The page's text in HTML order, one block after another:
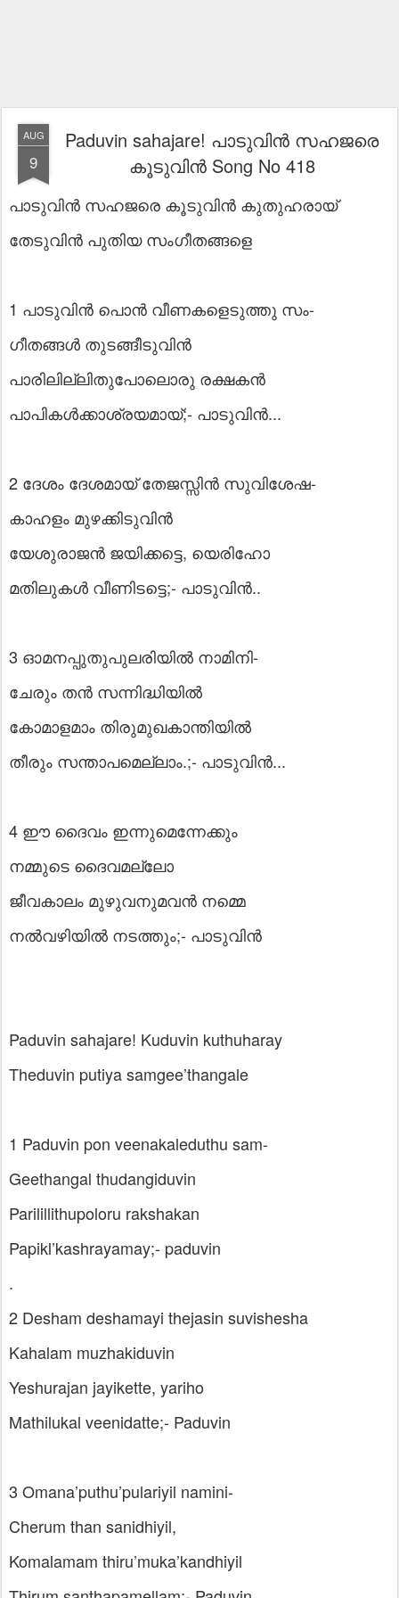
AUG
9
Paduvin sahajare! പാടുവിൻ സഹജരെ
കൂടുവിൻ Song No 418
പാടുവിൻ സഹജരെ കൂടുവിൻ കുതുഹരായ്
തേടുവിൻ പുതിയ സംഗീതങ്ങളെ
1 പാടുവിൻ പൊൻ വീണകളെടുത്തു സം-
ഗീതങ്ങൾ തുടങ്ങീടുവിൻ
പാരിലില്ലിതുപോലൊരു രക്ഷകൻ
പാപികൾക്കാശ്രയമായ്;- പാടുവിൻ...
2 ദേശം ദേശമായ് തേജസ്സിൻ സുവിശേഷ-
കാഹളം മുഴക്കിടുവിൻ
യേശുരാജൻ ജയിക്കട്ടെ, യെരിഹോ
മതിലുകൾ വീണിടട്ടെ;- പാടുവിൻ..
3 ഓമനപ്പുതുപുലരിയിൽ നാമിനി-
ചേരും തൻ സന്നിദ്ധിയിൽ
കോമാളമാം തിരുമുഖകാന്തിയിൽ
തീരും സന്താപമെല്ലാം.;- പാടുവിൻ...
4 ഈ ദൈവം ഇന്നുമെന്നേക്കും
നമ്മുടെ ദൈവമല്ലോ
ജീവകാലം മുഴുവനുമവൻ നമ്മെ
നൽവഴിയിൽ നടത്തും;- പാടുവിൻ
Paduvin sahajare! Kuduvin kuthuharay
Theduvin putiya samgee’thangale
1 Paduvin pon veenakaleduthu sam-
Geethangal thudangiduvin
Parilillithupoloru rakshakan
Papikl’kashrayamay;- paduvin
.
2 Desham deshamayi thejasin suvishesha
Kahalam muzhakiduvin
Yeshurajan jayikette, yariho
Mathilukal veenidatte;- Paduvin
3 Omana’puthu’pulariyil namini-
Cherum than sanidhiyil,
Komalamam thiru’muka’kandhiyil